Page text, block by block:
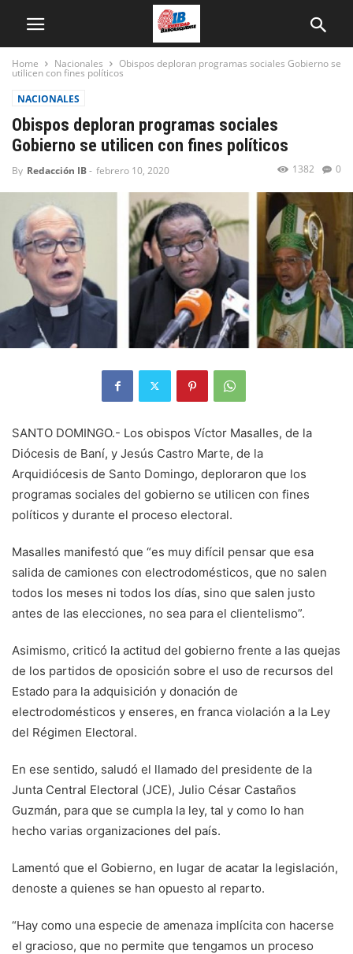
Home Nacionales Obispos deploran programas sociales Gobierno se
utilicen con fines políticos
NACIONALES
Obispos deploran programas sociales
Gobierno se utilicen con fines políticos
By Redacción IB- febrero 10, 2020 0
1382
SANTO DOMINGO.- Los obispos Víctor Masalles, de la
Diócesis de Baní, y Jesús Castro Marte, de la
Arquidiócesis de Santo Domingo, deploraron que los
programas sociales del gobierno se utilicen con fines
políticos y durante el proceso electoral.
Masalles manifestó que “es muy difícil pensar que esa
salida de camiones con electrodomésticos, que no salen
todos los meses ni todos los días, sino que salen justo
antes de las elecciones, no sea para el clientelismo”.
Asimismo, criticó la actitud del gobierno frente a las quejas
de los partidos de oposición sobre el uso de recursos del
Estado para la adquisición y donación de
electrodomésticos y enseres, en franca violación a la Ley
del Régimen Electoral.
En ese sentido, saludó el llamado del presidente de la
Junta Central Electoral (JCE), Julio César Castaños
Guzmán, para que se cumpla la ley, tal y como lo han
hecho varias organizaciones del país.
Lamentó que el Gobierno, en lugar de acatar la legislación,
denoste a quienes se han opuesto al reparto.
“Hay como una especie de amenaza implícita con hacerse
el gracioso, que no permite que tengamos un proceso